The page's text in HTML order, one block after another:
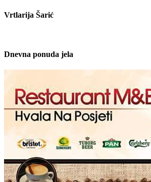
Vrtlarija Šarić
Dnevna ponuda jela